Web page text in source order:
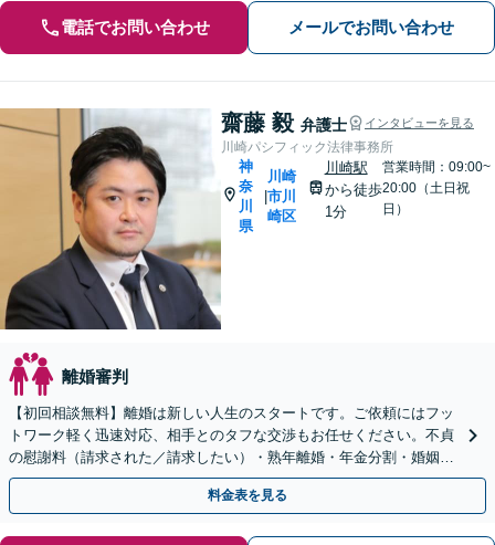
電話でお問い合わせ メールでお問い合わせ
齋藤 毅 弁護士 インタビューを見る
川崎パシフィック法律事務所
神
奈
川
県
|
川崎
市川
崎区
川崎駅
から徒歩
1分
営業時間：09:00~
20:00（土日祝
日）
離婚審判
【初回相談無料】離婚は新しい人生のスタートです。ご依頼にはフッ
トワーク軽く迅速対応、相手とのタフな交渉もお任せください。不貞
の慰謝料（請求された／請求したい）・熟年離婚・年金分割・婚姻費
用・養育費・財産分与など実績多数。【川崎駅徒歩1分】
料金表を見る